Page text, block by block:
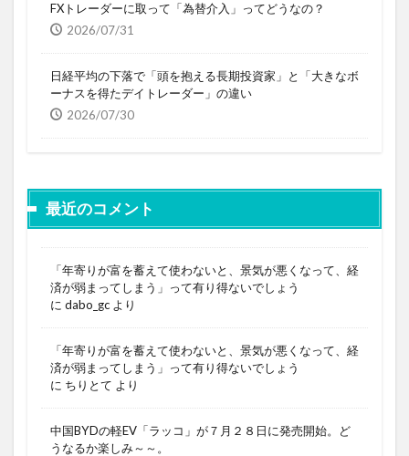
FXトレーダーに取って「為替介入」ってどうなの？
2026/07/31
日経平均の下落で「頭を抱える長期投資家」と「大きなボ
ーナスを得たデイトレーダー」の違い
2026/07/30
最近のコメント
「年寄りが富を蓄えて使わないと、景気が悪くなって、経
済が弱まってしまう」って有り得ないでしょう
に dabo_gc より
「年寄りが富を蓄えて使わないと、景気が悪くなって、経
済が弱まってしまう」って有り得ないでしょう
に ちりとて より
中国BYDの軽EV「ラッコ」が７月２８日に発売開始。ど
うなるか楽しみ～～。